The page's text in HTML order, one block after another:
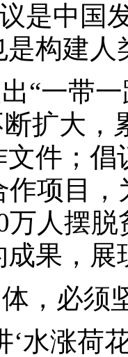
是中国
是构建
“一带
扩大，
件；
作项目
万人摆
果，
，必须
‘水涨荷